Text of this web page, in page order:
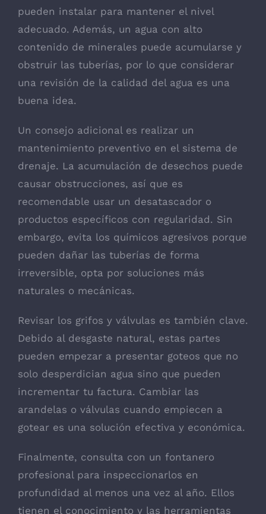
pueden instalar para mantener el nivel
adecuado. Además, un agua con alto
contenido de minerales puede acumularse y
obstruir las tuberías, por lo que considerar
una revisión de la calidad del agua es una
buena idea.
Un consejo adicional es realizar un
mantenimiento preventivo en el sistema de
drenaje. La acumulación de desechos puede
causar obstrucciones, así que es
recomendable usar un desatascador o
productos específicos con regularidad. Sin
embargo, evita los químicos agresivos porque
pueden dañar las tuberías de forma
irreversible, opta por soluciones más
naturales o mecánicas.
Revisar los grifos y válvulas es también clave.
Debido al desgaste natural, estas partes
pueden empezar a presentar goteos que no
solo desperdician agua sino que pueden
incrementar tu factura. Cambiar las
arandelas o válvulas cuando empiecen a
gotear es una solución efectiva y económica.
Finalmente, consulta con un fontanero
profesional para inspeccionarlos en
profundidad al menos una vez al año. Ellos
tienen el conocimiento y las herramientas